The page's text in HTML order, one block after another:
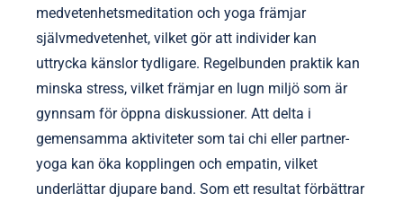
medvetenhetsmeditation och yoga främjar
självmedvetenhet, vilket gör att individer kan
uttrycka känslor tydligare. Regelbunden praktik kan
minska stress, vilket främjar en lugn miljö som är
gynnsam för öppna diskussioner. Att delta i
gemensamma aktiviteter som tai chi eller partner-
yoga kan öka kopplingen och empatin, vilket
underlättar djupare band. Som ett resultat förbättrar